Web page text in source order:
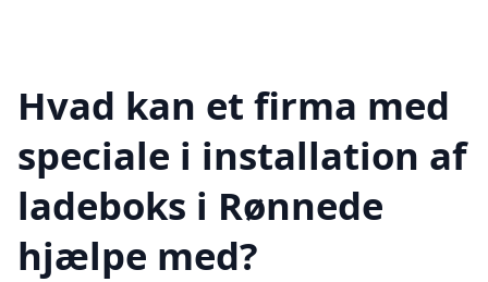
Hvad kan et firma med
speciale i installation af
ladeboks i Rønnede
hjælpe med?